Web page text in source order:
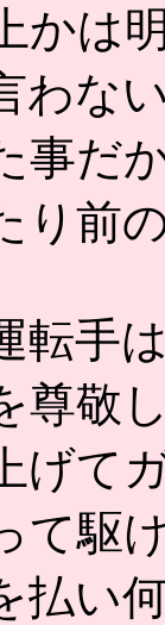
かは
わな
事だ
り前
手
尊敬
げて
て駆
払い